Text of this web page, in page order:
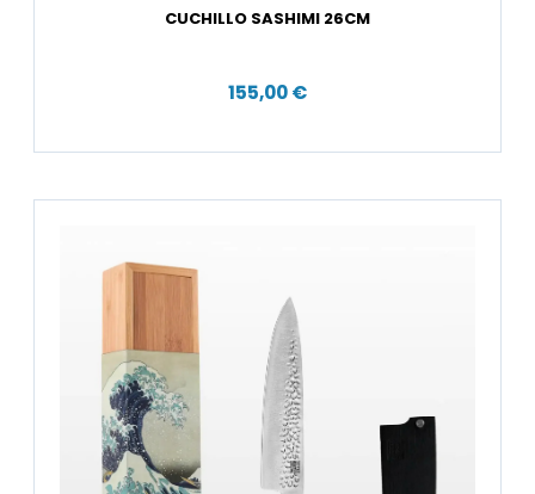
CUCHILLO SASHIMI 26CM
155,00 €